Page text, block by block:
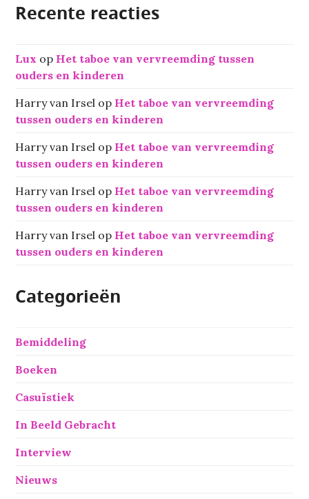
Recente reacties
Lux op Het taboe van vervreemding tussen
ouders en kinderen
Harry van Irsel op Het taboe van vervreemding
tussen ouders en kinderen
Harry van Irsel op Het taboe van vervreemding
tussen ouders en kinderen
Harry van Irsel op Het taboe van vervreemding
tussen ouders en kinderen
Harry van Irsel op Het taboe van vervreemding
tussen ouders en kinderen
Categorieën
Bemiddeling
Boeken
Casuïstiek
In Beeld Gebracht
Interview
Nieuws